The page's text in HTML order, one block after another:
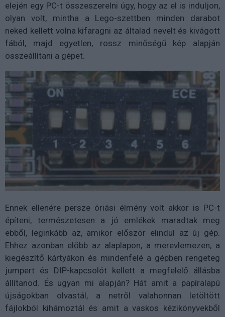
elején egy PC-t összeszerelni úgy, hogy az el is induljon,
olyan volt, mintha a Lego-szettben minden darabot
neked kellett volna kifaragni az általad nevelt és kivágott
fából, majd egyetlen, rossz minőségű kép alapján
összeállítani a gépet.
Ennek ellenére persze óriási élmény volt akkor is PC-t
építeni, természetesen a jó emlékek maradtak meg
ebből, leginkább az, amikor először elindul az új gép.
Ehhez azonban előbb az alaplapon, a merevlemezen, a
kiegészítő kártyákon és mindenfelé a gépben rengeteg
jumpert és DIP-kapcsolót kellett a megfelelő állásba
állítanod. És ugyan mi alapján? Hát amit a papíralapú
újságokban olvastál, a netről valahonnan letöltött
fájlokból kihámoztál és amit a vaskos kézikönyvekből